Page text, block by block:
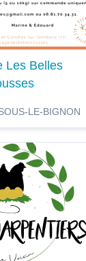
Les Belles
LE-BIGNON